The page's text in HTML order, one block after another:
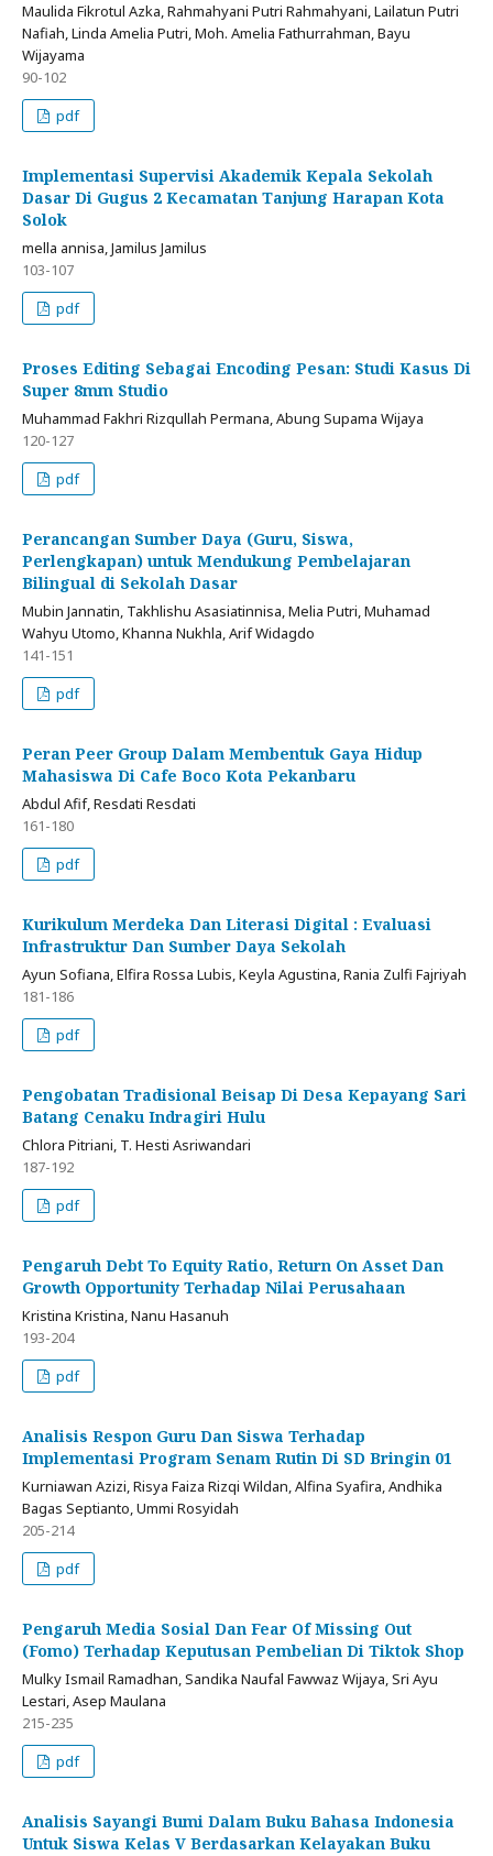
Maulida Fikrotul Azka, Rahmahyani Putri Rahmahyani, Lailatun Putri
Nafiah, Linda Amelia Putri, Moh. Amelia Fathurrahman, Bayu
Wijayama
90-102
pdf
Implementasi Supervisi Akademik Kepala Sekolah
Dasar Di Gugus 2 Kecamatan Tanjung Harapan Kota
Solok
mella annisa, Jamilus Jamilus
103-107
pdf
Proses Editing Sebagai Encoding Pesan: Studi Kasus Di
Super 8mm Studio
Muhammad Fakhri Rizqullah Permana, Abung Supama Wijaya
120-127
pdf
Perancangan Sumber Daya (Guru, Siswa,
Perlengkapan) untuk Mendukung Pembelajaran
Bilingual di Sekolah Dasar
Mubin Jannatin, Takhlishu Asasiatinnisa, Melia Putri, Muhamad
Wahyu Utomo, Khanna Nukhla, Arif Widagdo
141-151
pdf
Peran Peer Group Dalam Membentuk Gaya Hidup
Mahasiswa Di Cafe Boco Kota Pekanbaru
Abdul Afif, Resdati Resdati
161-180
pdf
Kurikulum Merdeka Dan Literasi Digital : Evaluasi
Infrastruktur Dan Sumber Daya Sekolah
Ayun Sofiana, Elfira Rossa Lubis, Keyla Agustina, Rania Zulfi Fajriyah
181-186
pdf
Pengobatan Tradisional Beisap Di Desa Kepayang Sari
Batang Cenaku Indragiri Hulu
Chlora Pitriani, T. Hesti Asriwandari
187-192
pdf
Pengaruh Debt To Equity Ratio, Return On Asset Dan
Growth Opportunity Terhadap Nilai Perusahaan
Kristina Kristina, Nanu Hasanuh
193-204
pdf
Analisis Respon Guru Dan Siswa Terhadap
Implementasi Program Senam Rutin Di SD Bringin 01
Kurniawan Azizi, Risya Faiza Rizqi Wildan, Alfina Syafira, Andhika
Bagas Septianto, Ummi Rosyidah
205-214
pdf
Pengaruh Media Sosial Dan Fear Of Missing Out
(Fomo) Terhadap Keputusan Pembelian Di Tiktok Shop
Mulky Ismail Ramadhan, Sandika Naufal Fawwaz Wijaya, Sri Ayu
Lestari, Asep Maulana
215-235
pdf
Analisis Sayangi Bumi Dalam Buku Bahasa Indonesia
Untuk Siswa Kelas V Berdasarkan Kelayakan Buku